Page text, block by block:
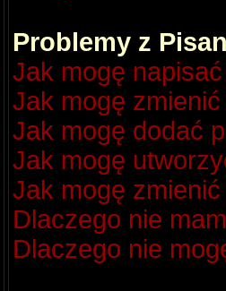
Problemy z
Jak mogę
Jak mogę
Jak mogę dodać
Jak mogę
Jak mogę
Dlaczego nie
Dlaczego nie